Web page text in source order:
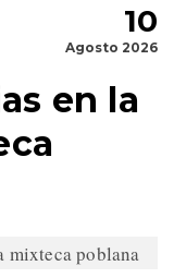
10
Agosto 2026
en la